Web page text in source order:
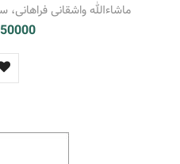
ماشاءالله واشقانی فراهانی،
150000